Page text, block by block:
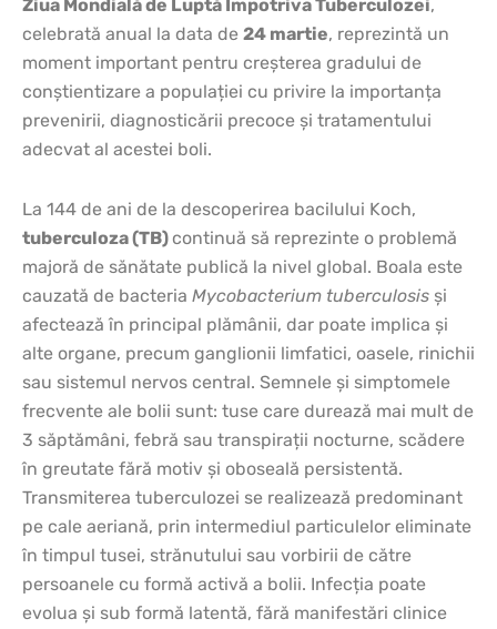
Ziua Mondială de Luptă Împotriva Tuberculozei,
celebrată anual la data de 24 martie, reprezintă un
moment important pentru creșterea gradului de
conștientizare a populației cu privire la importanța
prevenirii, diagnosticării precoce și tratamentului
adecvat al acestei boli.
La 144 de ani de la descoperirea bacilului Koch,
tuberculoza (TB)continuă să reprezinte o problemă
majoră de sănătate publică la nivel global. Boala este
cauzată de bacteria Mycobacterium tuberculosis și
afectează în principal plămânii, dar poate implica și
alte organe, precum ganglionii limfatici, oasele, rinichii
sau sistemul nervos central. Semnele și simptomele
frecvente ale bolii sunt: tuse care durează mai mult de
3 săptămâni, febră sau transpirații nocturne, scădere
în greutate fără motiv și oboseală persistentă.
Transmiterea tuberculozei se realizează predominant
pe cale aeriană, prin intermediul particulelor eliminate
în timpul tusei, strănutului sau vorbirii de către
persoanele cu formă activă a bolii. Infecția poate
evolua și sub formă latentă, fără manifestări clinice